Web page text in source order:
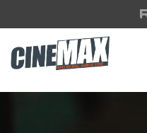
Saltar para o conteúdo